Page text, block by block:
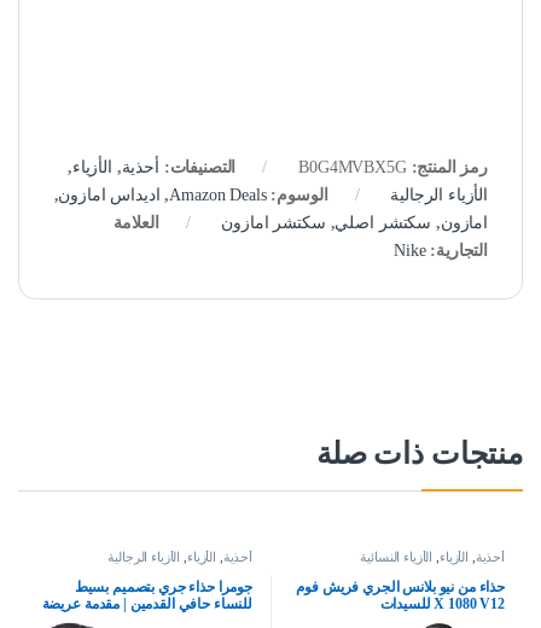
رمز المنتج:B0G4MVBX5G التصنيفات: أحذية, الأزياء,
الأزياء الرجالية
الوسوم:Amazon Deals
, اديداس امازون,
امازون, سكتشر اصلي, سكتشر امازون
العلامة
التجارية:Nike
منتجات ذات صلة
أحذية الأزياء الأزياء النسائية
حذاء من نيو بلانس الجري فريش فوم
X 1080 V12 للسيدات
أحذية الأزياء الأزياء الرجالية
جومرا حذاء جري بتصميم بسيط
للنساء حافي القدمين | مقدمة عريضة